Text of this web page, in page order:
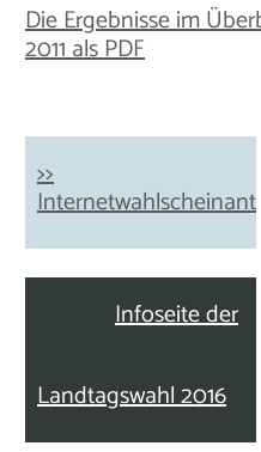
Die Ergebnisse im
2011 als PDF
>>
Infoseite der
Landtagswahl 2016